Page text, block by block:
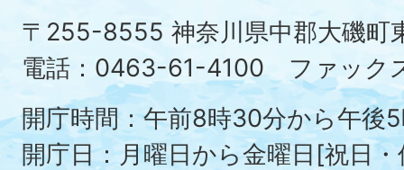
町
〒255-8555 神奈川県中郡大磯
電話：0463-61-4100 ファック
開庁時間：午前8時30分から午後
開庁日：月曜日から金曜日[祝日